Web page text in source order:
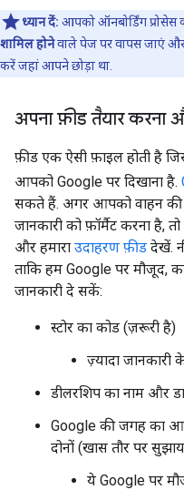
ध्यान दें: आपको ऑनबोर्डिंग प्रोसेस
शामिल होनेवाले पेज पर वापस जाएं
करें जहां आपने छोड़ा था.
अपना फ़ीड तैयार करना
फ़ीड एक ऐसी फ़ाइल होती है
आपको Google पर दिखाना है.
सकते हैं. अगर आपको वाहन की
जानकारी को फ़ॉर्मैट करना है, तो
और हमारा उदाहरण फ़ीड देखें.
ताकि हम Google पर मौजूद,
जानकारी दे सकें:
स्टोर का कोड (ज़रूरी है)
ज़्यादा जानकारी
डीलरशिप का नाम और
Google की जगह का
दोनों (खास तौर पर
ये Google पर